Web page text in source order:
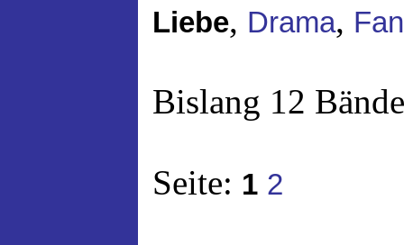
Liebe, Drama,
Bislang 12
Seite: 1 2